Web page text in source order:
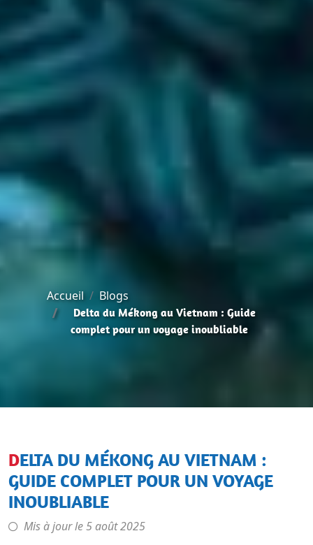
Accueil Blogs
Delta du Mékong au Vietnam : Guide
complet pour un voyage inoubliable
DELTA DU MÉKONG AU VIETNAM :
GUIDE COMPLET POUR UN VOYAGE
INOUBLIABLE
Mis à jour le5 août 2025